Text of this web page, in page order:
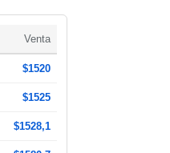
Venta
$1520
$1525
$1528,1